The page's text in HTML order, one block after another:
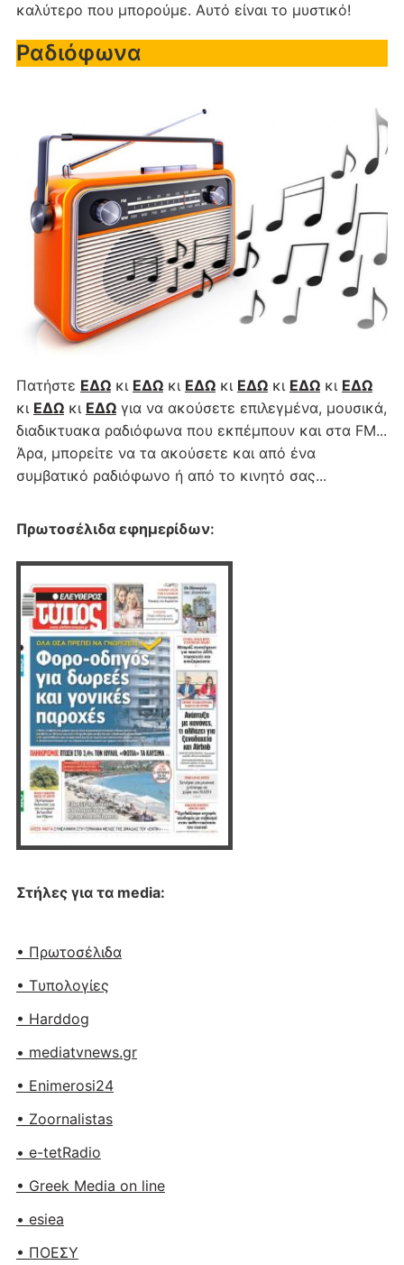
καλύτερο που μπορούμε. Αυτό είναι το μυστικό!
Ραδιόφωνα
Πατήστε ΕΔΩκι ΕΔΩκι ΕΔΩκι ΕΔΩκι ΕΔΩκι ΕΔΩ
κι ΕΔΩκι ΕΔΩγια να ακούσετε επιλεγμένα, μουσικά,
διαδικτυακα ραδιόφωνα που εκπέμπουν και στα FM...
Άρα, μπορείτε να τα ακούσετε και από ένα
συμβατικό ραδιόφωνο ή από το κινητό σας...
Πρωτοσέλιδα εφημερίδων:
Στήλες για τα media:
• Πρωτοσέλιδα
• Tυπολογίες
• Harddog
• mediatvnews.gr
• Enimerosi24
• Zoornalistas
• e-tetRadio
• Greek Media on line
• esiea
• ΠΟΕΣΥ